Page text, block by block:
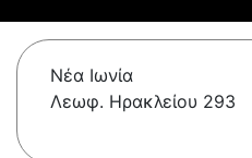
Νέα Ιωνία
Λεωφ. Ηρακλείου 293